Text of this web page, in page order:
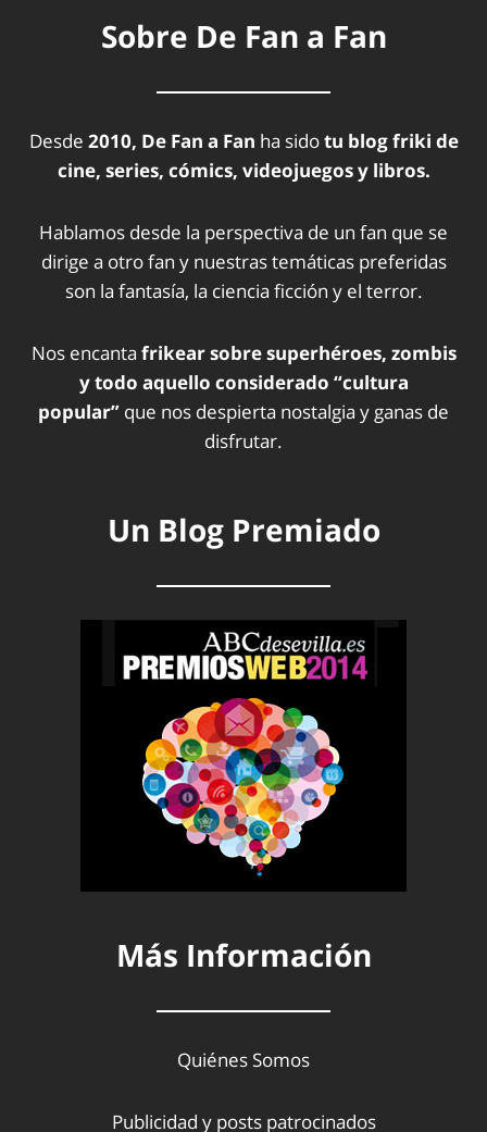
Sobre De Fan a Fan
Desde 2010, De Fan a Fan ha sidotu blog friki de
cine, series, cómics, videojuegos y libros.
Hablamos desde la perspectiva de un fan que se
dirige a otro fan y nuestras temáticas preferidas
son la fantasía, la ciencia ficción y el terror.
Nos encanta frikear sobre superhéroes, zombis
y todo aquello considerado “cultura
popular” que nos despierta nostalgia y ganas de
disfrutar.
Un Blog Premiado
Más Información
Quiénes Somos
Publicidad y posts patrocinados